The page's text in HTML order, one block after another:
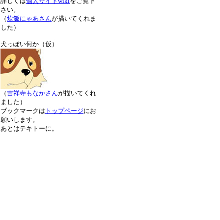
さい。
（炊飯にゃあさんが描いてくれま
した）
犬っぽい何か（仮）
（吉祥寺もなかさんが描いてくれ
ました）
ブックマークは トップページにお
願いします。
あとはテキトーに。